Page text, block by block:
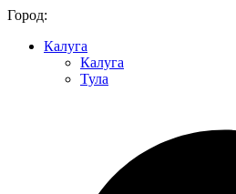
Город:
Калуга
Калуга
Тула